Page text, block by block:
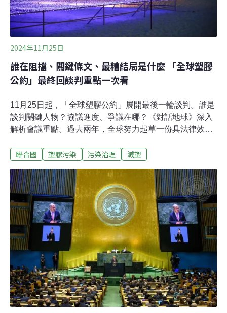
膠污染的財務機制、條約原則上都有爭議。最大的爭議圍
繞在是否應
2024年11月25日
誰在阻擋、關鍵條文、最糟結局是什麼 「全球塑膠
公約」最終回談判重點一次看
11月25日起，「全球塑膠公約」展開最後一輪談判。誰是
談判關鍵人物？協議進度、爭議在哪？《對話地球》深入
解析會議重點。過去兩年，全球努力起草一份具法律效力
12月1日在南韓釜山展開，預計這將是最終回談判。《對
及談判過程的諸多衝突，以及值得特別關注的發展。為何
需要「全球塑膠公約」？
聯合國 塑膠污染 污染治理 減塑